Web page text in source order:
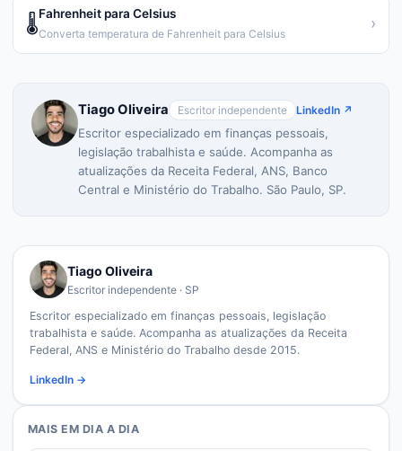
🌡️Fahrenheit para Celsius
Converta temperatura de Fahrenheit para Celsius
›
Tiago Oliveira Escritor independente LinkedIn ↗
Escritor especializado em finanças pessoais,
legislação trabalhista e saúde. Acompanha as
atualizações da Receita Federal, ANS, Banco
Central e Ministério do Trabalho. São Paulo, SP.
Tiago Oliveira
Escritor independente · SP
Escritor especializado em finanças pessoais, legislação
trabalhista e saúde. Acompanha as atualizações da Receita
Federal, ANS e Ministério do Trabalho desde 2015.
LinkedIn →
MAIS EM DIA A DIA